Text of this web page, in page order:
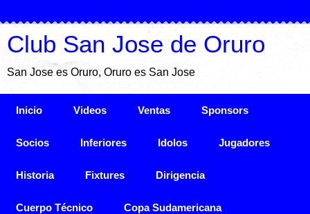
Club San Jose de Oruro
San Jose es Oruro, Oruro es San Jose
Inicio Videos Ventas Sponsors
Socios Inferiores Idolos Jugadores
Historia Fixtures Dirigencia
Cuerpo Técnico Copa Sudamericana